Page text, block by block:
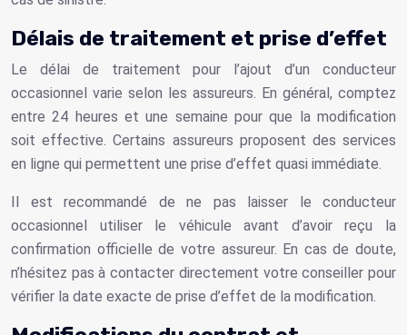
Délais de traitement et prise d’effet
Le délai de traitement pour l’ajout d’un conducteur
occasionnel varie selon les assureurs. En général, comptez
entre 24 heures et une semaine pour que la modification
soit effective. Certains assureurs proposent des services
en ligne qui permettent une prise d’effet quasi immédiate.
Il est recommandé de ne pas laisser le conducteur
occasionnel utiliser le véhicule avant d’avoir reçu la
confirmation officielle de votre assureur. En cas de doute,
n’hésitez pas à contacter directement votre conseiller pour
vérifier la date exacte de prise d’effet de la modification.